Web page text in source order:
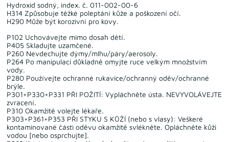
Hydroxid sodný, index. č. 011-002-00-6
H314 Způsobuje těžké poleptání kůže a poškození očí.
H290 Může být korozivní pro kovy.
P102 Uchovávejte mimo dosah dětí.
P405 Skladujte uzamčené.
P260 Nevdechujte dýmy/mlhu/páry/aerosoly.
P264 Po manipulaci důkladně omyjte ruce velkým množstvím
vody.
P280 Používejte ochranné rukavice/ochranný oděv/ochranné
brýle.
P301+P330+P331 PŘI POŽITÍ: Vypláchněte ústa. NEVYVOLÁVEJTE
zvracení.
P310 Okamžitě volejte lékaře.
P303+P361+P353 PŘI STYKU S KŮŽÍ (nebo s vlasy): Veškeré
kontaminované části oděvu okamžitě svlékněte. Opláchněte kůži
vodou [nebo osprchujte].